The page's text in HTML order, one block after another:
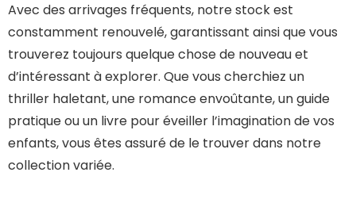
Avec des arrivages fréquents, notre stock est
constamment renouvelé, garantissant ainsi que vous
trouverez toujours quelque chose de nouveau et
d’intéressant à explorer. Que vous cherchiez un
thriller haletant, une romance envoûtante, un guide
pratique ou un livre pour éveiller l’imagination de vos
enfants, vous êtes assuré de le trouver dans notre
collection variée.